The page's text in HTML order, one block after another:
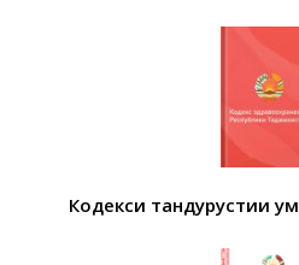
Кодекси тандурустии